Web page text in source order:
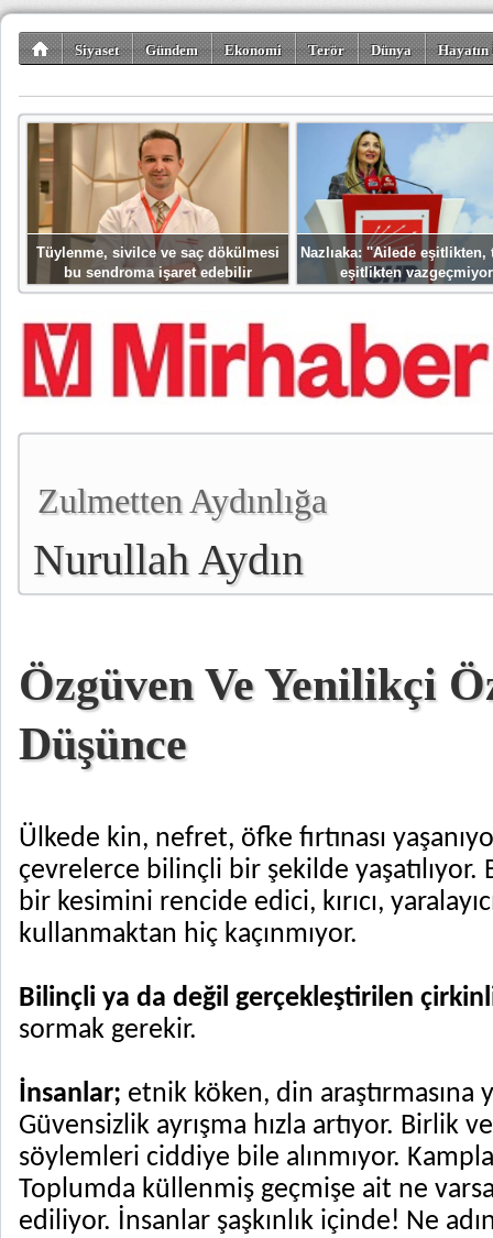
Siyaset Gündem Ekonomi Terör Dünya
Tüylenme, sivilce ve saç dökülmesi
bu sendroma işaret edebilir
Nazlıaka: ''Ailede eşitlikten,
eşitlikten
Zulmetten Aydınlığa
Nurullah Aydın
Özgüven Ve Yenilikçi
Düşünce
Ülkede kin, nefret, öfke fırtınası
çevrelerce bilinçli bir şekilde
bir kesimini rencide edici, kırıcı,
kullanmaktan hiç kaçınmıyor.
Bilinçli ya da değil gerçekleştirilen
sormak gerekir.
İnsanlar; etnik köken, din
Güvensizlik ayrışma hızla artıyor. Birlik
söylemleri ciddiye bile alınmıyor.
Toplumda küllenmiş geçmişe ait ne
ediliyor. İnsanlar şaşkınlık içinde! Ne